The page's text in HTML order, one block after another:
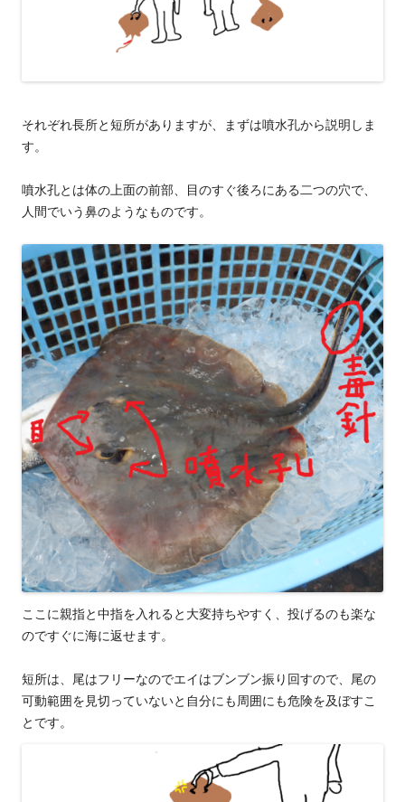
それぞれ長所と短所がありますが、まずは噴水孔から説明しま
す。
噴水孔とは体の上面の前部、目のすぐ後ろにある二つの穴で、
人間でいう鼻のようなものです。
ここに親指と中指を入れると大変持ちやすく、投げるのも楽な
のですぐに海に返せます。
短所は、尾はフリーなのでエイはブンブン振り回すので、尾の
可動範囲を見切っていないと自分にも周囲にも危険を及ぼすこ
とです。